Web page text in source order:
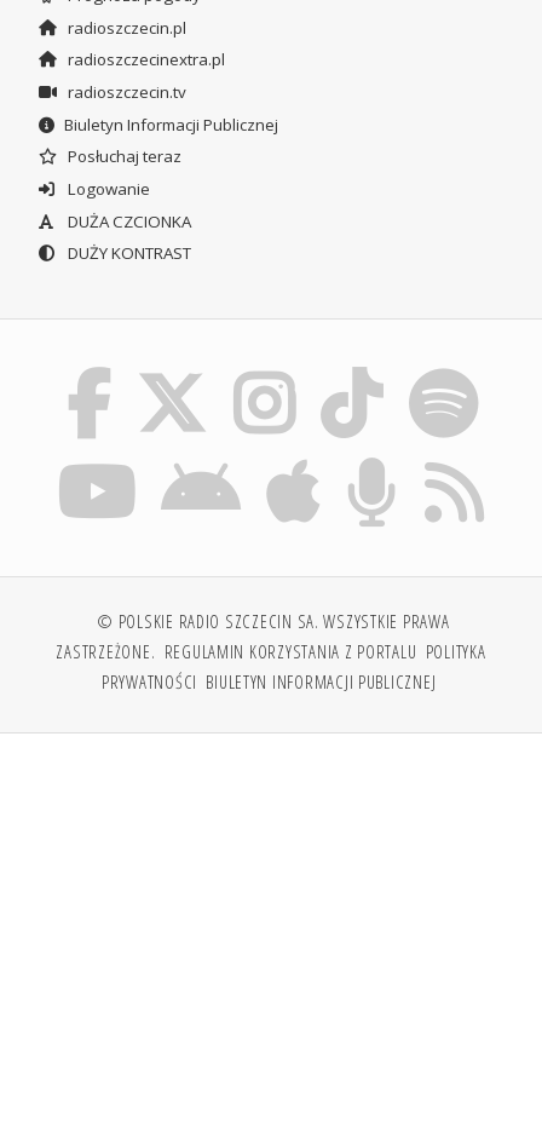
radioszczecin.pl
radioszczecinextra.pl
radioszczecin.tv
Biuletyn Informacji Publicznej
Posłuchaj teraz
Logowanie
DUŻA CZCIONKA
DUŻY KONTRAST
© POLSKIE RADIO SZCZECIN SA. WSZYSTKIE PRAWA
ZASTRZEŻONE. REGULAMIN KORZYSTANIA Z PORTALU POLITYKA
PRYWATNOŚCI BIULETYN INFORMACJI PUBLICZNEJ